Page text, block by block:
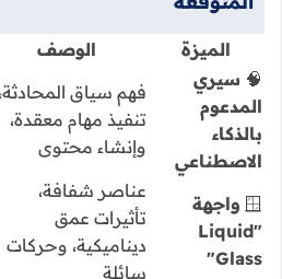
الميزة الوصف
🧠 سيري
المدعوم
بالذكاء
الاصطناعي
فهم سياق
تنفيذ مهام معقدة،
وإنشاء محتوى
🪟 واجهة
"Liquid
Glass"
عناصر شفافة،
تأثيرات عمق
ديناميكية، وحركات
سائلة